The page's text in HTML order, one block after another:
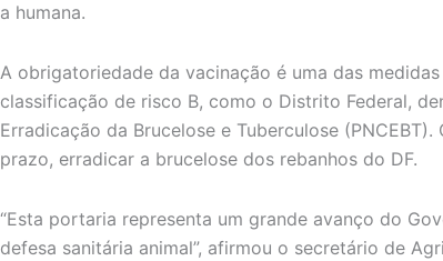
a humana.
A obrigatoriedade da vacinação é uma das
classificação de risco B, como o Distrito Federal,
Erradicação da Brucelose e Tuberculose
prazo, erradicar a brucelose dos rebanhos do DF.
“Esta portaria representa um grande avanço do
defesa sanitária animal”, afirmou o secretário de